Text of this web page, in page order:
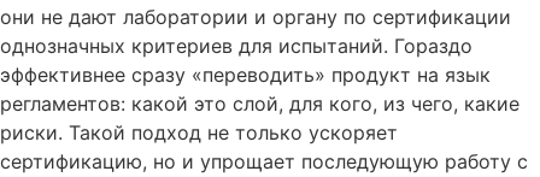
они не дают лаборатории и органу по сертификации
однозначных критериев для испытаний. Гораздо
эффективнее сразу «переводить» продукт на язык
регламентов: какой это слой, для кого, из чего, какие
риски. Такой подход не только ускоряет
сертификацию, но и упрощает последующую работу с